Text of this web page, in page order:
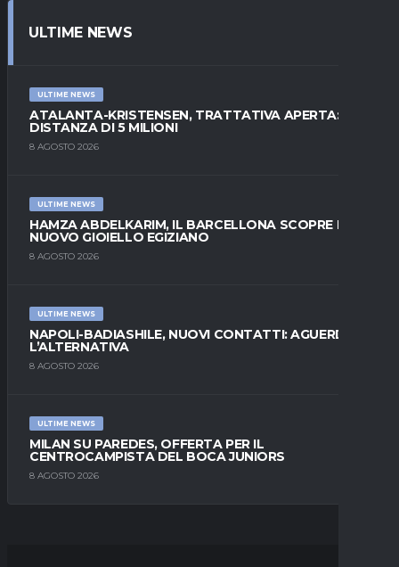
ULTIME NEWS
ULTIME NEWS
ATALANTA-KRISTENSEN, TRATTATIVA APERTA:
DISTANZA DI 5 MILIONI
8 AGOSTO 2026
ULTIME NEWS
HAMZA ABDELKARIM, IL BARCELLONA SCOPRE IL
NUOVO GIOIELLO EGIZIANO
8 AGOSTO 2026
ULTIME NEWS
NAPOLI-BADIASHILE, NUOVI CONTATTI: AGUERD È
L’ALTERNATIVA
8 AGOSTO 2026
ULTIME NEWS
MILAN SU PAREDES, OFFERTA PER IL
CENTROCAMPISTA DEL BOCA JUNIORS
8 AGOSTO 2026